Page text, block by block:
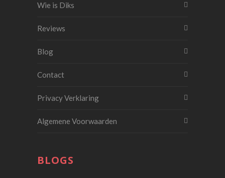
Wie is Diks
Reviews
Blog
Contact
Privacy Verklaring
Algemene Voorwaarden
BLOGS